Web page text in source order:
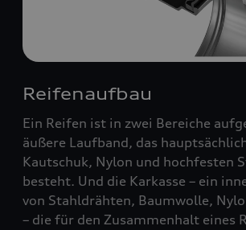
Reifenaufbau
Ein Reifen ist in zwei Bereiche
äußere Laufband, das
Kautschuk, Nylon und hochfesten
besteht. Und die Karkasse – ein
von Stahldrähten, Baumwolle,
– die für den Zusammenhalt eines